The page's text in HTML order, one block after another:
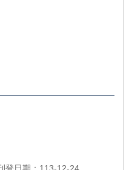
登日期：113-12-24